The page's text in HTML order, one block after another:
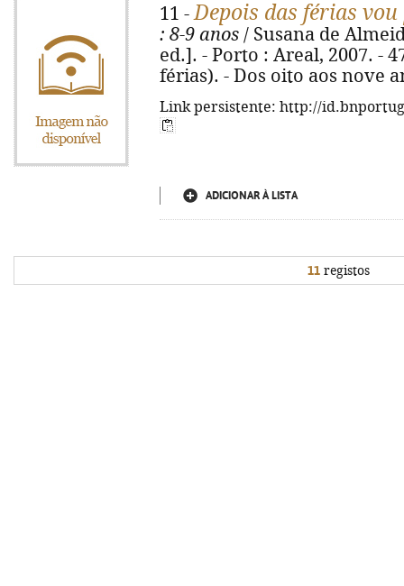
11 -Depois das férias vou
: 8-9 anos / Susana de
ed.]. - Porto : Areal, 2007. -
férias). - Dos oito aos nove
Link persistente: http://
ADICIONAR À LISTA
11registos